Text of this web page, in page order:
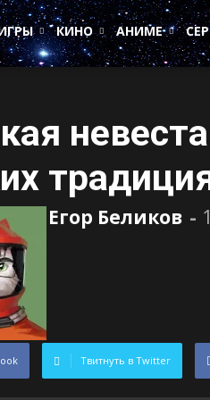
КИНО АНИМЕ
Егор Беликов -
Твитнуть в Twitter